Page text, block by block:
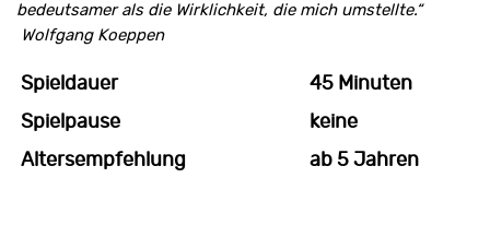
bedeutsamer als die Wirklichkeit, die mich umstellte.“
Wolfgang Koeppen
Spieldauer
45 Minuten
Spielpause
keine
Altersempfehlung
ab 5 Jahren